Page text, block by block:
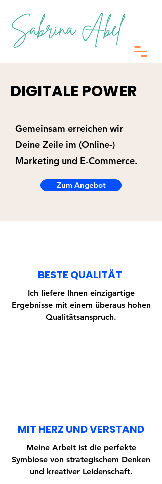
DIGITALE POWER
Gemeinsam erreichen wir
Deine Zeile im (Online-)
Marketing und E-Commerce.
Zum Angebot
BESTE QUALITÄT
Ich liefere Ihnen einzigartige
Ergebnisse mit einem überaus hohen
Qualitätsanspruch.
MIT HERZ UND VERSTAND
Meine Arbeit ist die perfekte
Symbiose von strategischem Denken
und kreativer Leidenschaft.